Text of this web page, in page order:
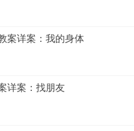
案详案：我的身体
详案：找朋友